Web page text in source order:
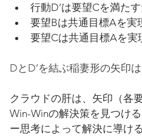
行動D’は要望Cを満た
要望Bは共通目標Aを実
要望Cは共通目標Aを実
DとD’を結ぶ稲妻形の矢印
クラウドの肝は、矢印（各
Win-Winの解決策を見つけ
ー思考によって解決に導け